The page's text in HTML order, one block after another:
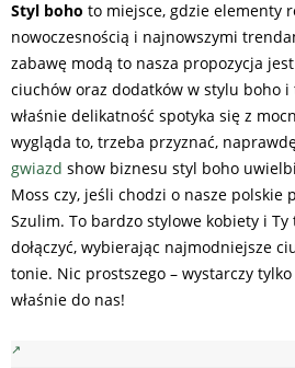
Styl boho to miejsce, gdzie elementy
nowoczesnością i najnowszymi
zabawę modą to nasza propozycja
ciuchów oraz dodatków w stylu boho i
właśnie delikatność spotyka się z
wygląda to, trzeba przyznać,
gwiazd show biznesu styl boho
Moss czy, jeśli chodzi o nasze polskie
Szulim. To bardzo stylowe kobiety i Ty
dołączyć, wybierając najmodniejsze
tonie. Nic prostszego – wystarczy
właśnie do nas!